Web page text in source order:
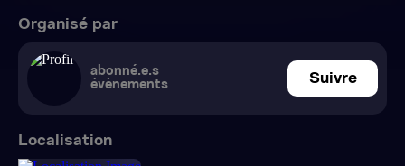
Organisé par
abonné.e.s
évènements
Suivre
Localisation